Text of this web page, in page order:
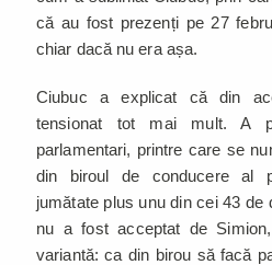
că au fost prezenți pe 27
chiar dacă nu era așa.
Ciubuc a explicat că din
tensionat tot mai mult. A
parlamentari, printre care se
din biroul de conducere al
jumătate plus unu din cei 43 de
nu a fost acceptat de
variantă: ca din birou să facă